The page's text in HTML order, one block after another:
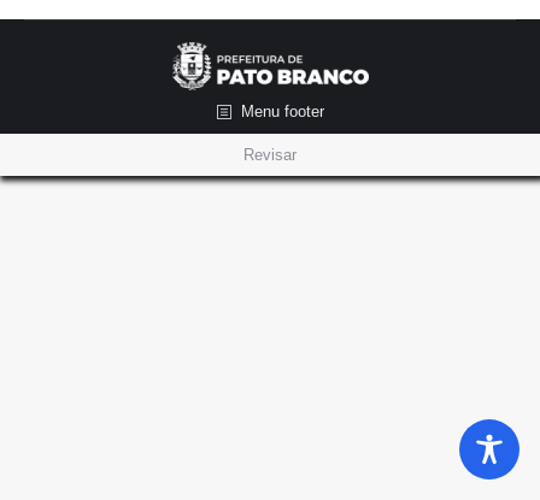
Menu footer
Revisar